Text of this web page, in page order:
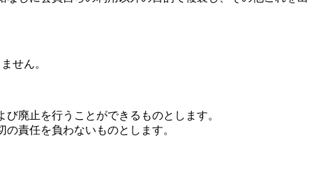
せん。
廃止を行うことができるものとします。
責任を負わないものとします。